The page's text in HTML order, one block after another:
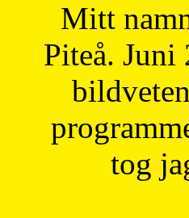
Mitt
Piteå.
tog